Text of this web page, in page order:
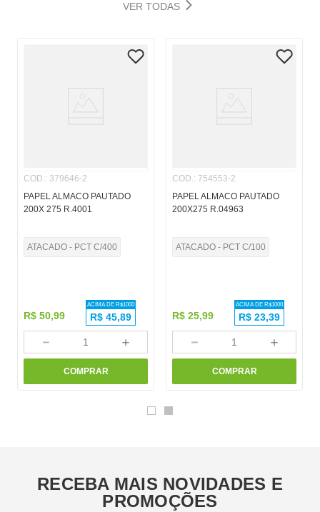
VER TODAS
COD.: 379646-2
PAPEL ALMACO PAUTADO
200X 275 R.4001
ATACADO - PCT C/400
R$ 50,99
ACIMA DE R$1000
R$ 45,89
＋
－
COMPRAR
COD.: 754553-2
PAPEL ALMACO PAUTADO
200X275 R.04963
ATACADO - PCT C/100
R$ 25,99
ACIMA DE R$1000
R$ 23,39
＋
－
COMPRAR
RECEBA MAIS NOVIDADES E
PROMOÇÕES